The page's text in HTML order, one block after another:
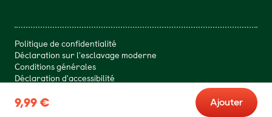
9,99 €
9,99 € Ajouter
Politique de confidentialité
Déclaration sur l'esclavage moderne
Conditions générales
Déclaration d'accessibilité